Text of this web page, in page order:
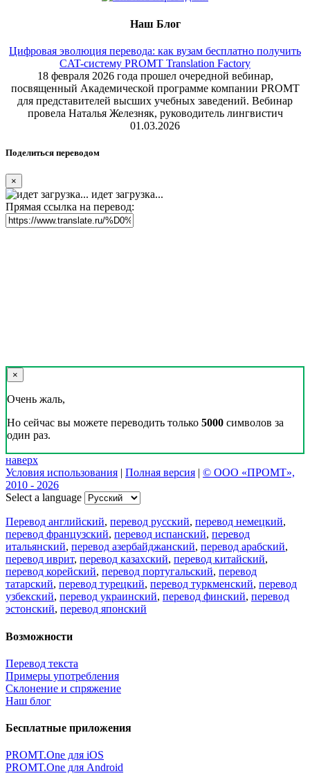
Наш Блог
Цифровая эволюция перевода: как вузам бесплатно получить
CAT-систему PROMT Translation Factory
18 февраля 2026 года прошел очередной вебинар,
посвященный Академической программе компании PROMT
для представителей высших учебных заведений. Вебинар
провела Наталья Железняк, руководитель лингвистич
01.03.2026
Поделиться переводом
×
идет загрузка...
Прямая ссылка на перевод:
×
Очень жаль,
Но сейчас вы можете переводить только 5000 символов за
один раз.
наверх
Условия использования | Полная версия | © ООО «ПРОМТ»,
2010 - 2026
Select a language
Перевод английский, перевод русский, перевод немецкий,
перевод французский, перевод испанский, перевод
итальянский, перевод азербайджанский, перевод арабский,
перевод иврит, перевод казахский, перевод китайский,
перевод корейский, перевод португальский, перевод
татарский, перевод турецкий, перевод туркменский, перевод
узбекский, перевод украинский, перевод финский, перевод
эстонский, перевод японский
Возможности
Перевод текста
Примеры употребления
Склонение и спряжение
Наш блог
Бесплатные приложения
PROMT.One для iOS
PROMT.One для Android